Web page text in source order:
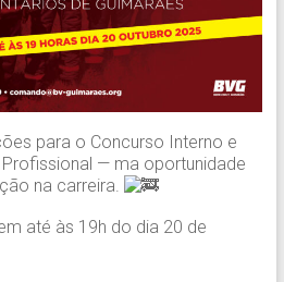
para o Concurso Interno e
— ma oportunidade
na carreira.
até às 19h do dia 20 de